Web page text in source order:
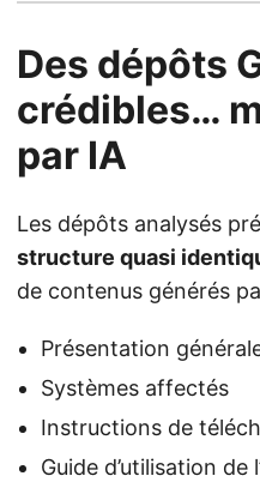
Des dépôts
crédibles…
par IA
Les dépôts analysés
structure quasi
de contenus générés
Présentation
Systèmes affectés
Instructions de
Guide d’utilisation de